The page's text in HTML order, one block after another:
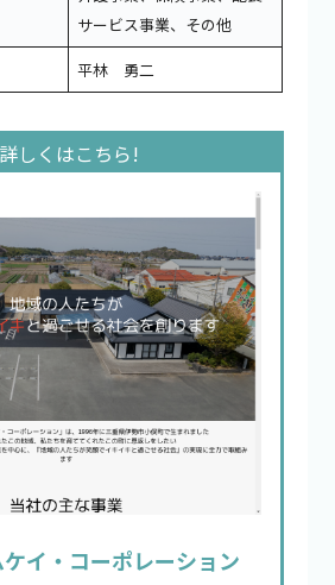
サービス事業、その他
平林 勇二
イ・コーポレーション